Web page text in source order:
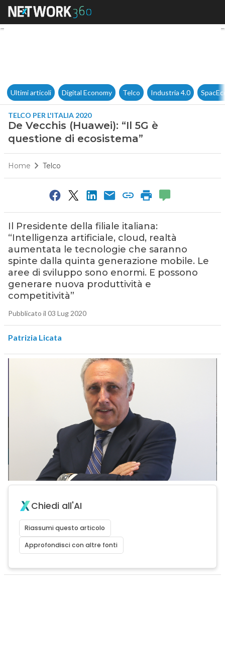
De Vecchis (Huawei): “Il 5G
Ultimi articoli Digital Economy Telco Industria 4.0
TELCO PER L'ITALIA 2020
De Vecchis (Huawei): “Il 5G è
questione di ecosistema”
Home Telco
Il Presidente della filiale italiana:
“Intelligenza artificiale, cloud, realtà
aumentata le tecnologie che saranno
spinte dalla quinta generazione mobile. Le
aree di sviluppo sono enormi. E possono
generare nuova produttività e
competitività”
Pubblicato il 03 Lug 2020
Patrizia Licata
Chiedi all'AI
Riassumi questo articolo
Approfondisci con altre fonti